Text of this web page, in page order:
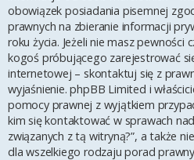
obowiązek posiadania pisemnej
prawnych na zbieranie informacji
roku życia. Jeżeli nie masz pewności
kogoś próbującego zarejestrować
internetowej – skontaktuj się z
wyjaśnienie. phpBB Limited i
pomocy prawnej z wyjątkiem
kim się kontaktować w sprawach
związanych z tą witryną?”, a także
dla wszelkiego rodzaju porad